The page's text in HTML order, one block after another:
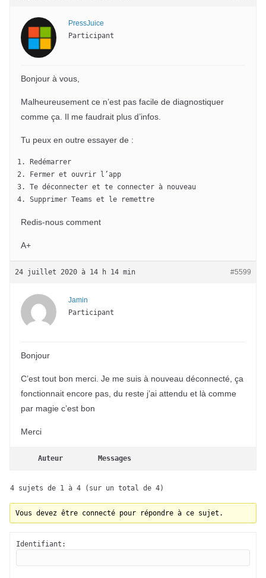
PressJuice
Participant
Bonjour à vous,
Malheureusement ce n’est pas facile de diagnostiquer
comme ça. Il me faudrait plus d’infos.
Tu peux en outre essayer de :
Redémarrer
Fermer et ouvrir l’app
Te déconnecter et te connecter à nouveau
Supprimer Teams et le remettre
Redis-nous comment
A+
24 juillet 2020 à 14 h 14 min #5599
Jamin
Participant
Bonjour
C’est tout bon merci. Je me suis à nouveau déconnecté, ça
fonctionnait encore pas, du reste j’ai attendu et là comme
par magie c’est bon
Merci
Auteur Messages
4 sujets de 1 à 4 (sur un total de 4)
Vous devez être connecté pour répondre à ce sujet.
Identifiant: